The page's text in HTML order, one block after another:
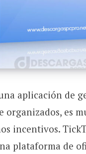
aplicación de
organizados, es
incentivos.
plataforma de